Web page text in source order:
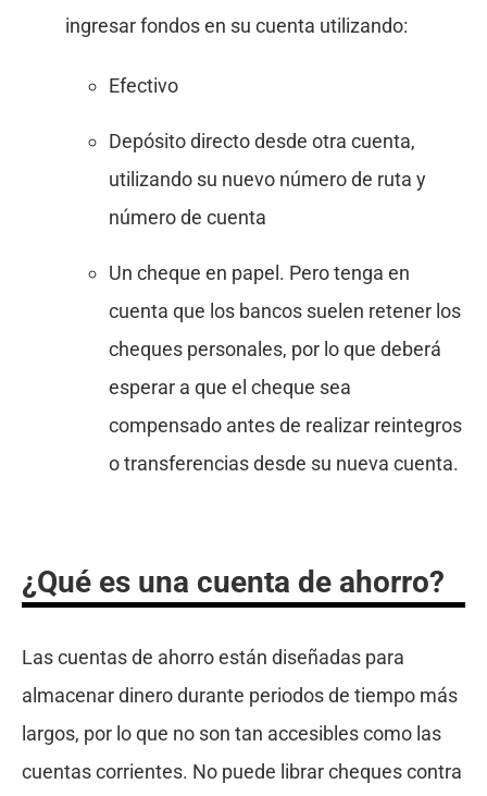
ingresar fondos en su cuenta utilizando:
Efectivo
Depósito directo desde otra cuenta,
utilizando su nuevo número de ruta y
número de cuenta
Un cheque en papel. Pero tenga en
cuenta que los bancos suelen retener los
cheques personales, por lo que deberá
esperar a que el cheque sea
compensado antes de realizar reintegros
o transferencias desde su nueva cuenta.
¿Qué es una cuenta de ahorro?
Las cuentas de ahorro están diseñadas para
almacenar dinero durante periodos de tiempo más
largos, por lo que no son tan accesibles como las
cuentas corrientes. No puede librar cheques contra